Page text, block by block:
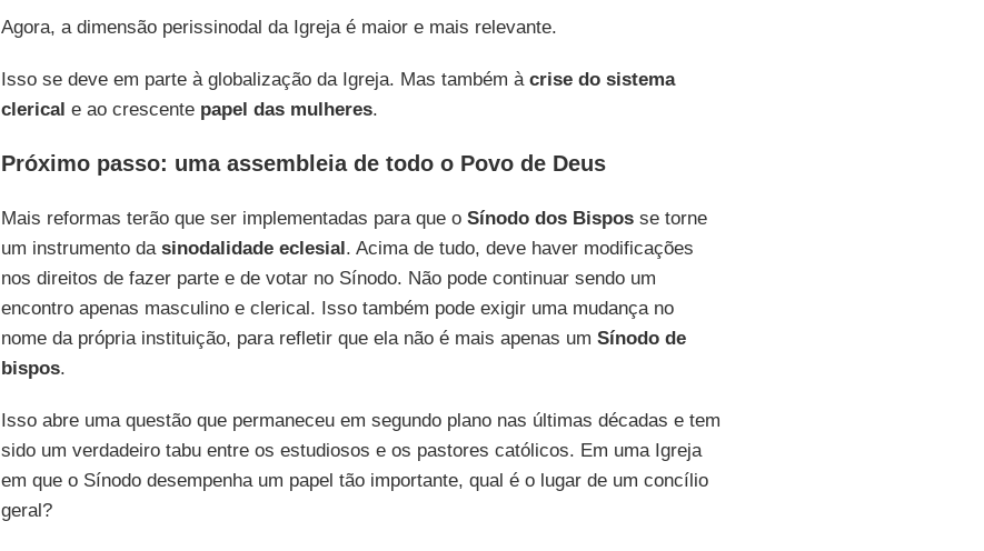
Agora, a dimensão perissinodal da Igreja é maior e mais relevante.
Isso se deve em parte à globalização da Igreja. Mas também à crise do sistema
clerical e ao crescente papel das mulheres.
Próximo passo: uma assembleia de todo o Povo de Deus
Mais reformas terão que ser implementadas para que o Sínodo dos Bisposse torne
um instrumento da sinodalidade eclesial. Acima de tudo, deve haver modificações
nos direitos de fazer parte e de votar no Sínodo. Não pode continuar sendo um
encontro apenas masculino e clerical. Isso também pode exigir uma mudança no
nome da própria instituição, para refletir que ela não é mais apenas um Sínodo de
bispos.
Isso abre uma questão que permaneceu em segundo plano nas últimas décadas e tem
sido um verdadeiro tabu entre os estudiosos e os pastores católicos. Em uma Igreja
em que o Sínodo desempenha um papel tão importante, qual é o lugar de um concílio
geral?